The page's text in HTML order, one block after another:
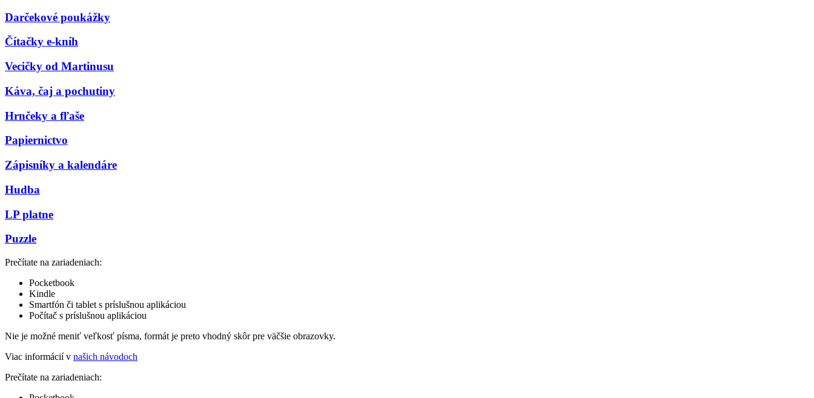
Darčekové poukážky
Čítačky e-kníh
Vecičky od Martinusu
Káva, čaj a pochutiny
Hrnčeky a fľaše
Papiernictvo
Zápisníky a kalendáre
Hudba
LP platne
Puzzle
Prečítate na zariadeniach:
Pocketbook
Kindle
Smartfón či tablet s príslušnou aplikáciou
Počítač s príslušnou aplikáciou
Nie je možné meniť veľkosť písma, formát je preto vhodný skôr pre väčšie obrazovky.
Viac informácií v našich návodoch
Prečítate na zariadeniach: